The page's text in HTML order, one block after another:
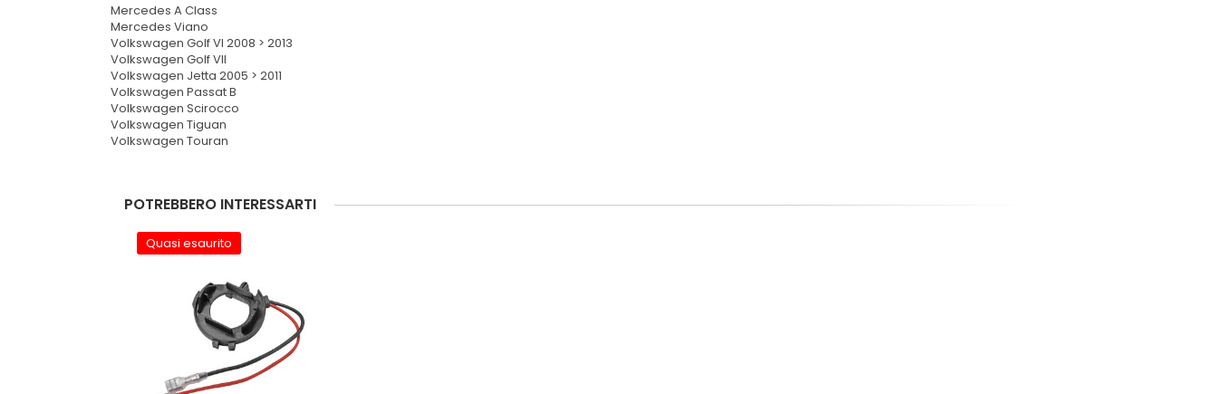
Mercedes A Class
Mercedes Viano
Volkswagen Golf VI 2008 > 2013
Volkswagen Golf VII
Volkswagen Jetta 2005 > 2011
Volkswagen Passat B
Volkswagen Scirocco
Volkswagen Tiguan
Volkswagen Touran
POTREBBERO INTERESSARTI
Quasi esaurito